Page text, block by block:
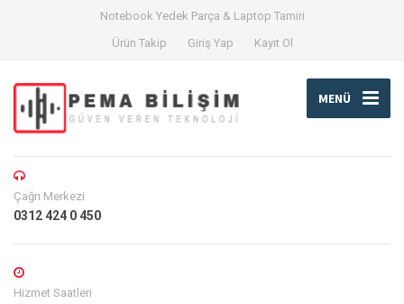
Notebook Yedek Parça & Laptop Tamiri
Ürün Takip
Giriş Yap Kayıt Ol
MENÜ
Çağrı Merkezi
0312 424 0 450
Hizmet Saatleri